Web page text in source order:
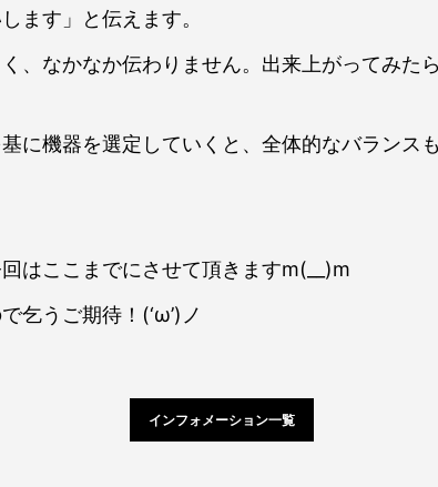
ます」と伝えます。
、なかなか伝わりません。出来上がってみた
に機器を選定していくと、全体的なバランス
はここまでにさせて頂きますm(__)m
乞うご期待！(‘ω’)ノ
インフォメーション一覧